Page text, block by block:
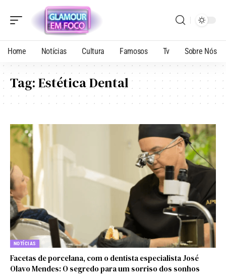
Home Notícias Cultura Famosos Tv Sobre Nós
Tag:Estética Dental
NOTÍCIAS
Facetas de porcelana, com o dentista especialista José
Olavo Mendes: O segredo para um sorriso dos sonhos